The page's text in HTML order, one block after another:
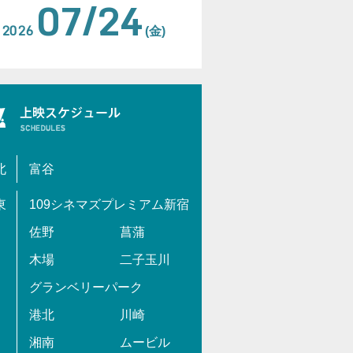
2026 07/24 (金)
富谷
109シネマズプレミアム新宿
佐野 菖蒲
木場 二子玉川
グランベリーパーク
港北 川崎
湘南 ムービル